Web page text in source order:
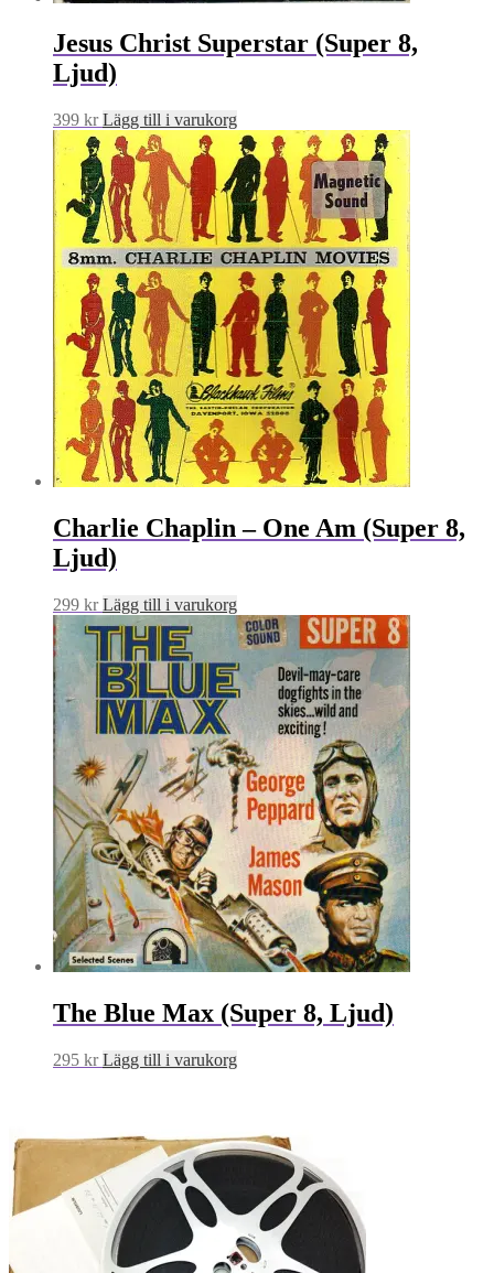
Jesus Christ Superstar (Super 8,
Ljud)
399 kr Lägg till i varukorg
Charlie Chaplin – One Am (Super 8,
Ljud)
299 kr Lägg till i varukorg
The Blue Max (Super 8, Ljud)
295 kr Lägg till i varukorg